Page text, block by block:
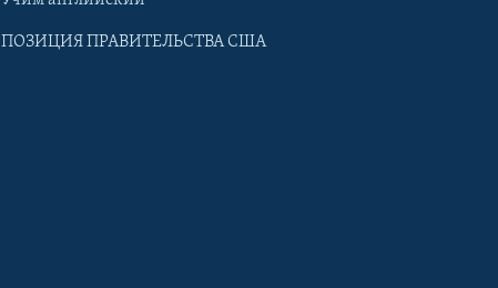
ПОЗИЦИЯ ПРАВИТЕЛЬСТВА США